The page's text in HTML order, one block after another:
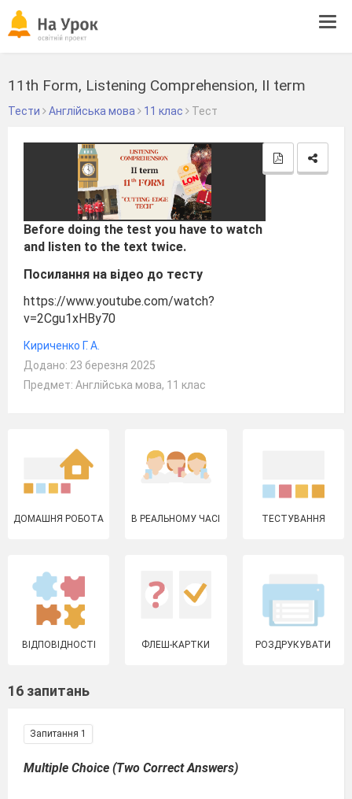
11th Form, Listening Comprehension, II term
Тести Англійська мова 11 клас Тест
Before doing the test you have to watch
and listen to the text twice.
Посилання на відео до тесту
https://www.youtube.com/watch?
v=2Cgu1xHBy70
Кириченко Г. А.
Додано: 23 березня 2025
Предмет: Англійська мова, 11 клас
ДОМАШНЯ РОБОТА В РЕАЛЬНОМУ ЧАСІ ТЕСТУВАННЯ
ВІДПОВІДНОСТІ ФЛЕШ-КАРТКИ РОЗДРУКУВАТИ
16 запитань
Запитання 1
Multiple Choice (Two Correct Answers)